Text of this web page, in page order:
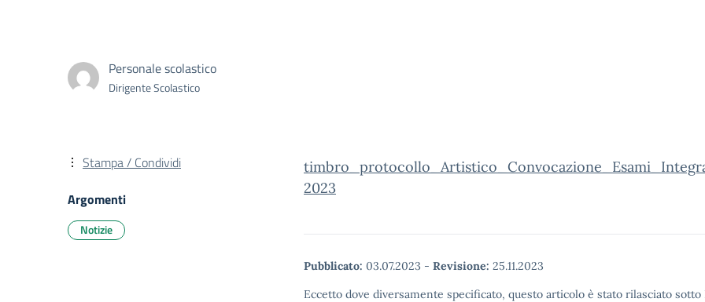
Personale scolastico
Dirigente Scolastico
2023
Pubblicato: 03.07.2023 - Revisione: 25.11.2023
Eccetto dove diversamente specificato, questo articolo è stato rilasciato
Stampa / Condividi
Argomenti
Notizie